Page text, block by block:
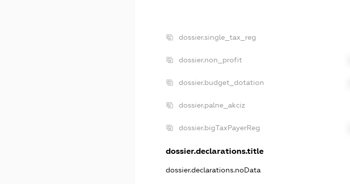
dossier.single_tax_reg
dossier.non_profit
dossier.budget_dotation
dossier.palne_akciz
dossier.bigTaxPayerReg
dossier.declarations.title
dossier.declarations.noData